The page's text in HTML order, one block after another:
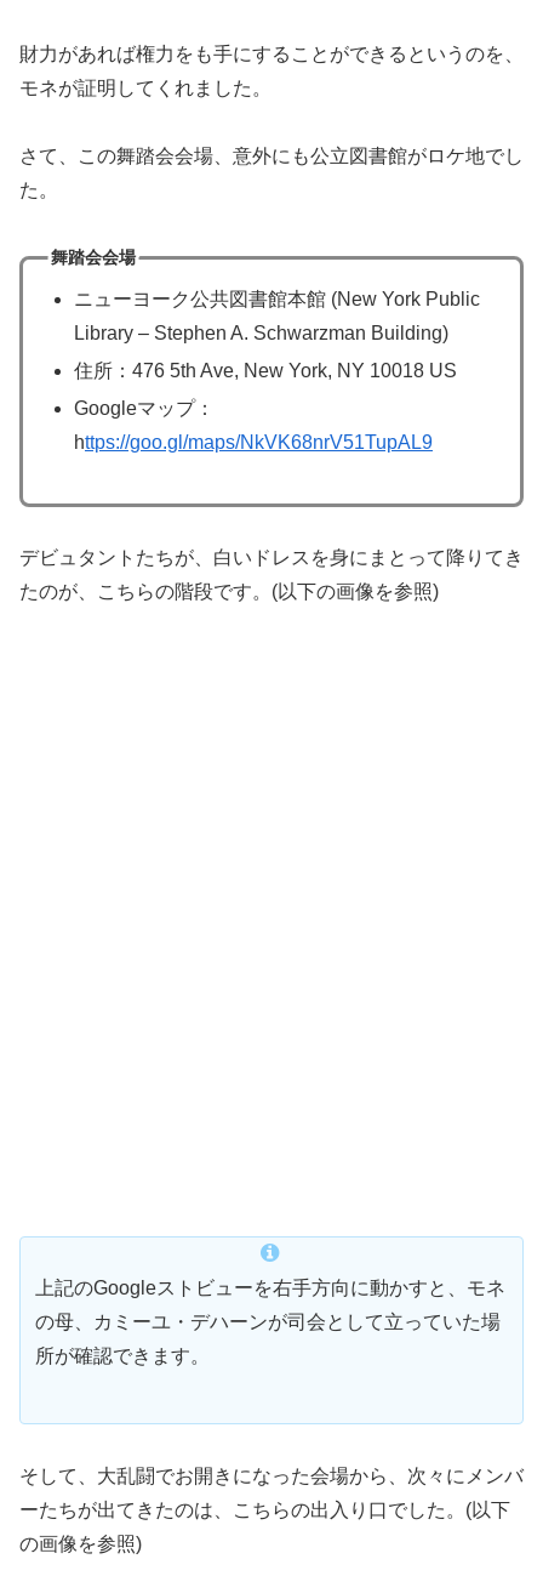
財力があれば権力をも手にすることができるというのを、
モネが証明してくれました。
さて、この舞踏会会場、意外にも公立図書館がロケ地でし
た。
舞踏会会場
ニューヨーク公共図書館本館 (New York Public
Library – Stephen A. Schwarzman Building)
住所：476 5th Ave, New York, NY 10018 US
Googleマップ：
https://goo.gl/maps/NkVK68nrV51TupAL9
デビュタントたちが、白いドレスを身にまとって降りてき
たのが、こちらの階段です。(以下の画像を参照)
上記のGoogleストビューを右手方向に動かすと、モネ
の母、カミーユ・デハーンが司会として立っていた場
所が確認できます。
そして、大乱闘でお開きになった会場から、次々にメンバ
ーたちが出てきたのは、こちらの出入り口でした。(以下
の画像を参照)